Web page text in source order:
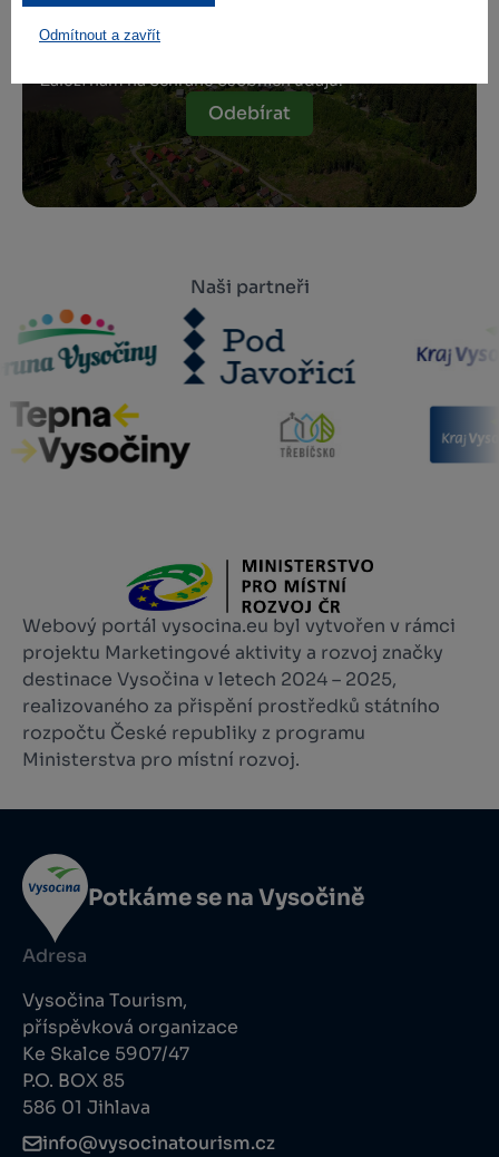
Odmítnout a zavřít
Záleží nám na ochraně osobních údajů.
Odebírat
Naši partneři
Webový portál vysocina.eu byl vytvořen v rámci
projektu Marketingové aktivity a rozvoj značky
destinace Vysočina v letech 2024 – 2025,
realizovaného za přispění prostředků státního
rozpočtu České republiky z programu
Ministerstva pro místní rozvoj.
Potkáme se na Vysočině
Adresa
Vysočina Tourism,
příspěvková organizace
Ke Skalce 5907/47
P.O. BOX 85
586 01 Jihlava
info@vysocinatourism.cz